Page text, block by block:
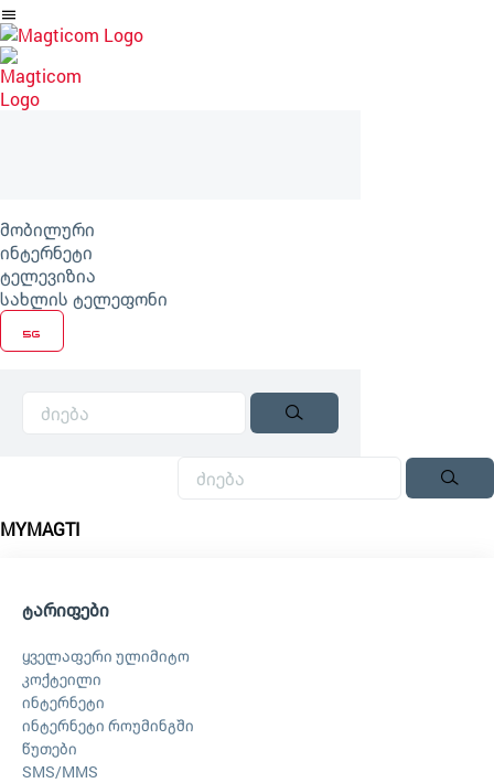
არტიკლზე
გადასვლა
მობილური
ინტერნეტი
ტელევიზია
სახლის ტელეფონი
MYMAGTI
ტარიფები
ყველაფერი ულიმიტო
კოქტეილი
ინტერნეტი
ინტერნეტი როუმინგში
წუთები
SMS/MMS